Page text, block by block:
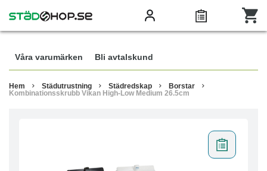
Våra varumärken Bli avtalskund
Hem Städutrustning Städredskap
Borstar
Kombinationsskrubb Vikan High-Low Medium 26.5cm